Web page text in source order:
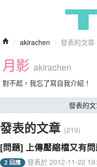
/ akirachen / 發表的文章
月影 akirachen
對不起，我忘了寫自我介紹！
發表的
發表的文章 (219)
[問題] 上傳壓縮檔又有
2 回應 發表於 2012-11-22